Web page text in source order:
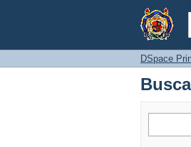
DSpace